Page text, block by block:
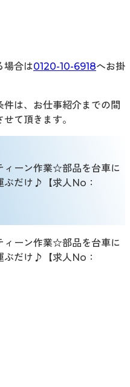
場合は0120-10-6918へお掛
は、お仕事紹介までの間
て頂きます。
ィーン作業☆部品を台車に
ぶだけ♪【求人No：
ィーン作業☆部品を台車に
ぶだけ♪【求人No：